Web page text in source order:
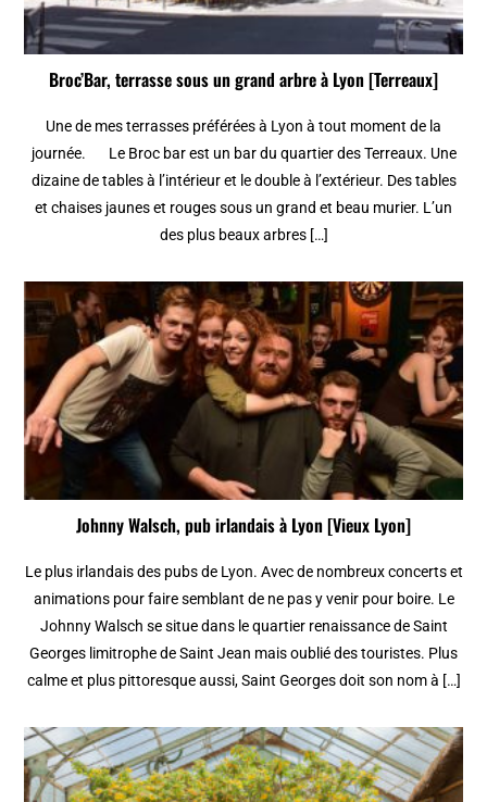
Broc’Bar, terrasse sous un grand arbre à Lyon [Terreaux]
Une de mes terrasses préférées à Lyon à tout moment de la
journée. Le Broc bar est un bar du quartier des Terreaux. Une
dizaine de tables à l’intérieur et le double à l’extérieur. Des tables
et chaises jaunes et rouges sous un grand et beau murier. L’un
des plus beaux arbres […]
Johnny Walsch, pub irlandais à Lyon [Vieux Lyon]
Le plus irlandais des pubs de Lyon. Avec de nombreux concerts et
animations pour faire semblant de ne pas y venir pour boire. Le
Johnny Walsch se situe dans le quartier renaissance de Saint
Georges limitrophe de Saint Jean mais oublié des touristes. Plus
calme et plus pittoresque aussi, Saint Georges doit son nom à […]